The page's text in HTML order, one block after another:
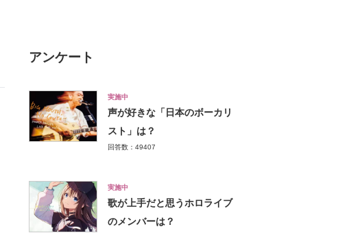
アンケート
実施中
声が好きな「日本のボーカリ
スト」は？
回答数：49407
実施中
歌が上手だと思うホロライブ
のメンバーは？